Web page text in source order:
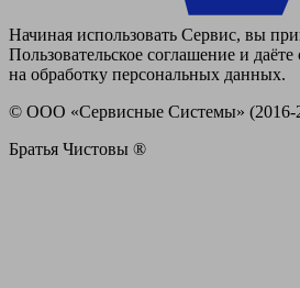
Начиная использовать Сервис, вы
Пользовательское соглашение и даёте
на обработку персональных данных.
© ООО «Сервисные Системы» (2016-
Братья Чистовы ®